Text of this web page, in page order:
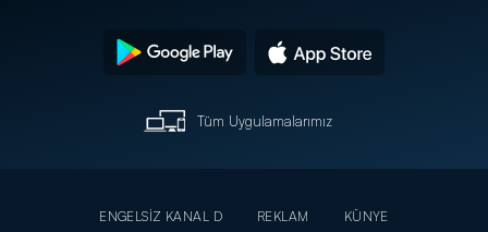
Tüm Uygulamalarımız
ENGELSİZ KANAL D REKLAM
KÜNYE